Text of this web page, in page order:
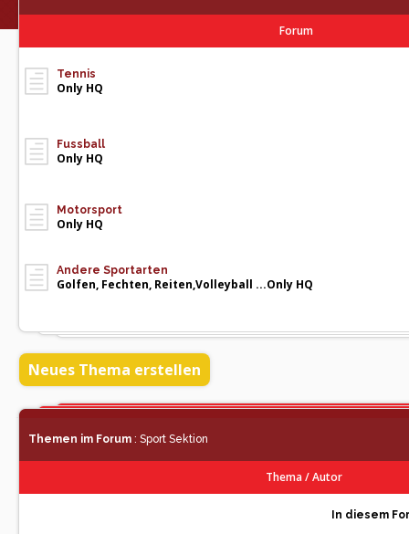
Forum
Tennis
Only HQ
Fussball
Only HQ
Motorsport
Only HQ
Andere Sportarten
Golfen, Fechten, Reiten,Volleyball ...Only HQ
Neues Thema erstellen
Themen im Forum : Sport Sektion
Thema/Autor
In diesem